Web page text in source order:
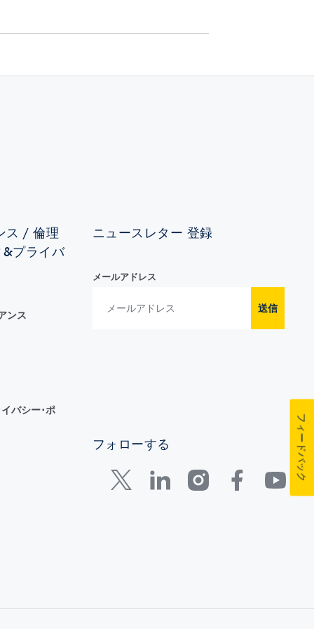
ス / 倫理
プライバ
ンス
バシー･ポ
ニュースレター 登録
メールアドレス
送信
フォローする フィードバック